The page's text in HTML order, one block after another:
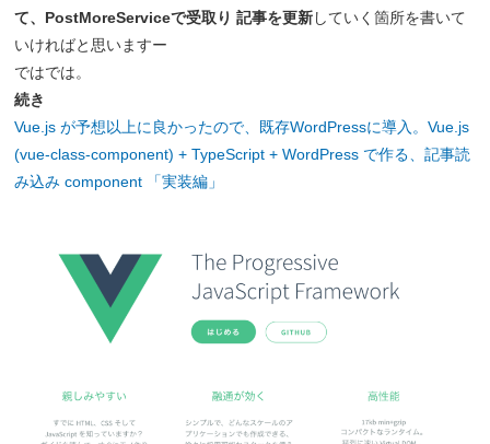
て、PostMoreServiceで受取り 記事を更新していく箇所を書いて
いければと思いますー
ではでは。
続き
Vue.js が予想以上に良かったので、既存WordPressに導入。Vue.js
(vue-class-component) + TypeScript + WordPress で作る、記事読
み込み component 「実装編」